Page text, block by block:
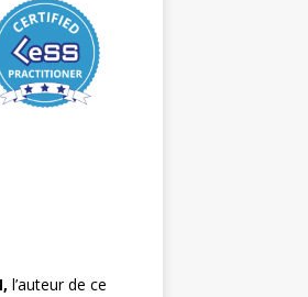
l’auteur de ce